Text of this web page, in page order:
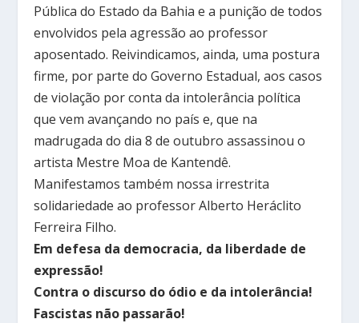
Pública do Estado da Bahia e a punição de todos
envolvidos pela agressão ao professor
aposentado. Reivindicamos, ainda, uma postura
firme, por parte do Governo Estadual, aos casos
de violação por conta da intolerância política
que vem avançando no país e, que na
madrugada do dia 8 de outubro assassinou o
artista Mestre Moa de Kantendê.
Manifestamos também nossa irrestrita
solidariedade ao professor Alberto Heráclito
Ferreira Filho.
Em defesa da democracia, da liberdade de
expressão!
Contra o discurso do ódio e da intolerância!
Fascistas não passarão!